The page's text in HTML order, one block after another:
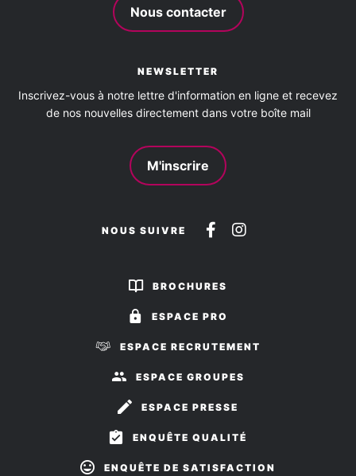
Nous contacter
NEWSLETTER
Inscrivez-vous à notre lettre d'information en ligne et recevez
de nos nouvelles directement dans votre boîte mail
M'inscrire
NOUS SUIVRE
Suivez-
sur
Suivez-
BROCHURES
ESPACE PRO
ESPACE RECRUTEMENT
ESPACE GROUPES
ESPACE PRESSE
ENQUÊTE QUALITÉ
ENQUÊTE DE SATISFACTION